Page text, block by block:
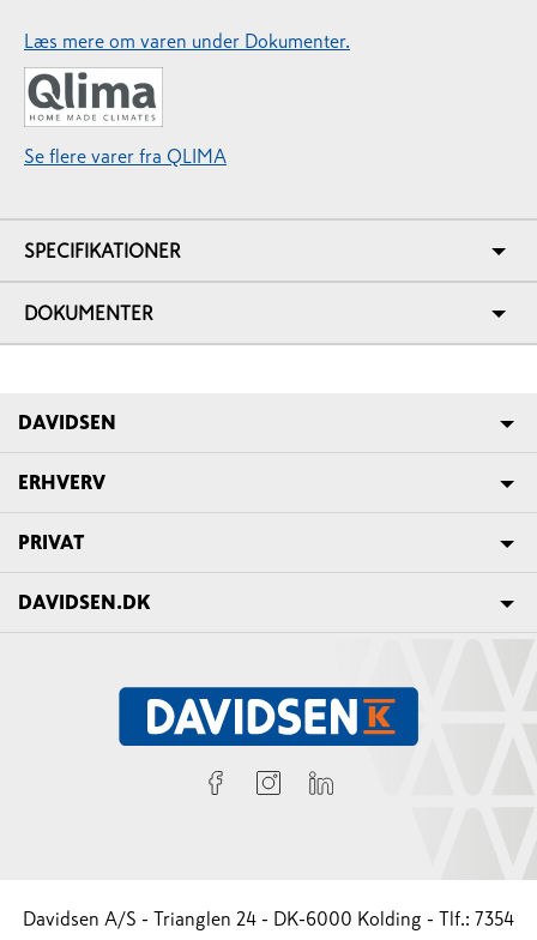
Læs mere om varen under Dokumenter.
Se flere varer fra QLIMA
SPECIFIKATIONER
DOKUMENTER
DAVIDSEN
ERHVERV
PRIVAT
DAVIDSEN.DK
Davidsen A/S - Trianglen 24 - DK-6000 Kolding - Tlf.: 7354